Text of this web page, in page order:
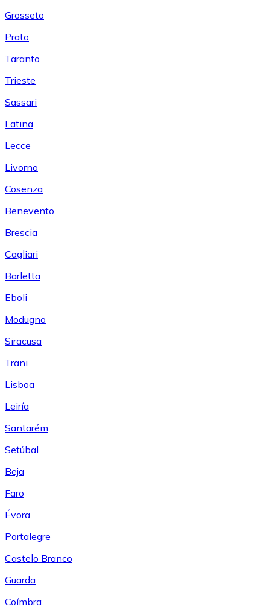
Grosseto
Prato
Taranto
Trieste
Sassari
Latina
Lecce
Livorno
Cosenza
Benevento
Brescia
Cagliari
Barletta
Eboli
Modugno
Siracusa
Trani
Lisboa
Leiría
Santarém
Setúbal
Beja
Faro
Évora
Portalegre
Castelo Branco
Guarda
Coímbra